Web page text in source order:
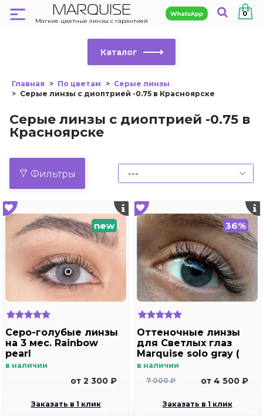
MARQUISE
Мягкие цветные линзы с гарантией
0
Каталог
Главная По цветам
Серые линзы
Серые линзы с диоптрией -0.75 в Красноярске
Серые линзы с диоптрией -0.75 в
Красноярске
Фильтры
new
Серо-голубые линзы
на 3 мес. Rainbow
pearl
в наличии
от 2 300 ₽
Заказать в 1 клик
36%
Оттеночные линзы
для Светлых глаз
Marquise solo gray (
без отверстия)
в наличии
7 000 ₽
от 4 500 ₽
Заказать в 1 клик